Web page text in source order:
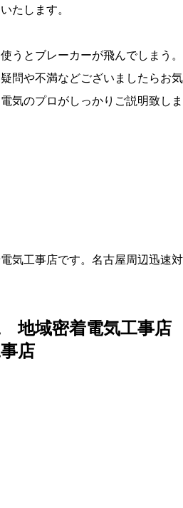
たします。
うとブレーカーが飛んでしまう。
問や不満などございましたらお気
気のプロがしっかりご説明致しま
気工事店です。名古屋周辺迅速対
地域密着電気工事店
事店